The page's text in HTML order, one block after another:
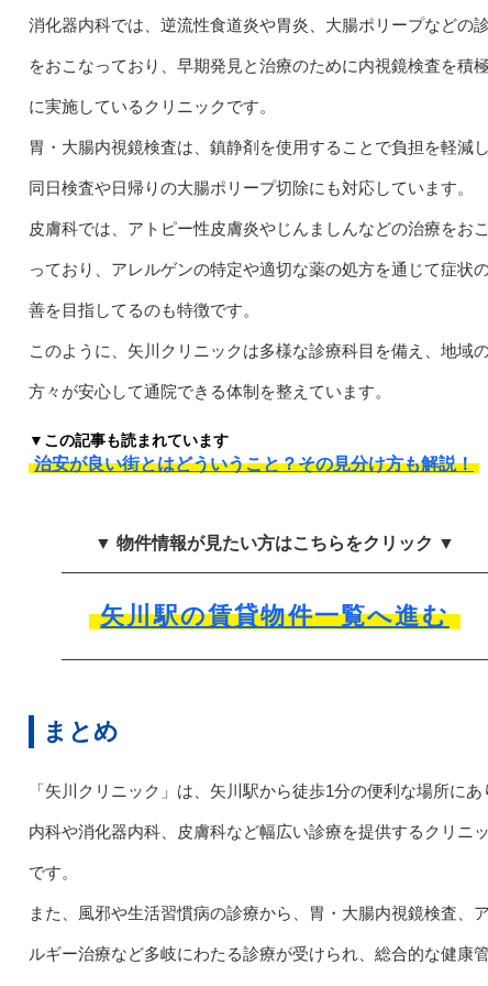
消化器内科では、逆流性食道炎や胃炎、大腸ポリープなどの
をおこなっており、早期発見と治療のために内視鏡検査を積
に実施しているクリニックです。
胃・大腸内視鏡検査は、鎮静剤を使用することで負担を軽減し
同日検査や日帰りの大腸ポリープ切除にも対応しています。
皮膚科では、アトピー性皮膚炎やじんましんなどの治療をお
っており、アレルゲンの特定や適切な薬の処方を通じて症状
善を目指してるのも特徴です。
このように、矢川クリニックは多様な診療科目を備え、地域
方々が安心して通院できる体制を整えています。
▼この記事も読まれています
治安が良い街とはどういうこと？その見分け方も解説！
▼ 物件情報が見たい方はこちらをクリック ▼
矢川駅の賃貸物件一覧へ進む
まとめ
「矢川クリニック」は、矢川駅から徒歩1分の便利な場所にあ
内科や消化器内科、皮膚科など幅広い診療を提供するクリニ
です。
また、風邪や生活習慣病の診療から、胃・大腸内視鏡検査、
ルギー治療など多岐にわたる診療が受けられ、総合的な健康